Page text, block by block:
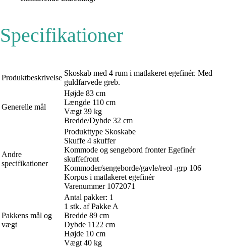
Specifikationer
Produktbeskrivelse
Skoskab med 4 rum i matlakeret egefinér. Med
guldfarvede greb.
Generelle mål
Højde 83 cm
Længde 110 cm
Vægt 39 kg
Bredde/Dybde 32 cm
Andre
specifikationer
Produkttype Skoskabe
Skuffe 4 skuffer
Kommode og sengebord fronter Egefinér
skuffefront
Kommoder/sengeborde/gavle/reol -grp 106
Korpus i matlakeret egefinér
Varenummer 1072071
Pakkens mål og
vægt
Antal pakker: 1
1 stk. af Pakke A
Bredde 89 cm
Dybde 1122 cm
Højde 10 cm
Vægt 40 kg